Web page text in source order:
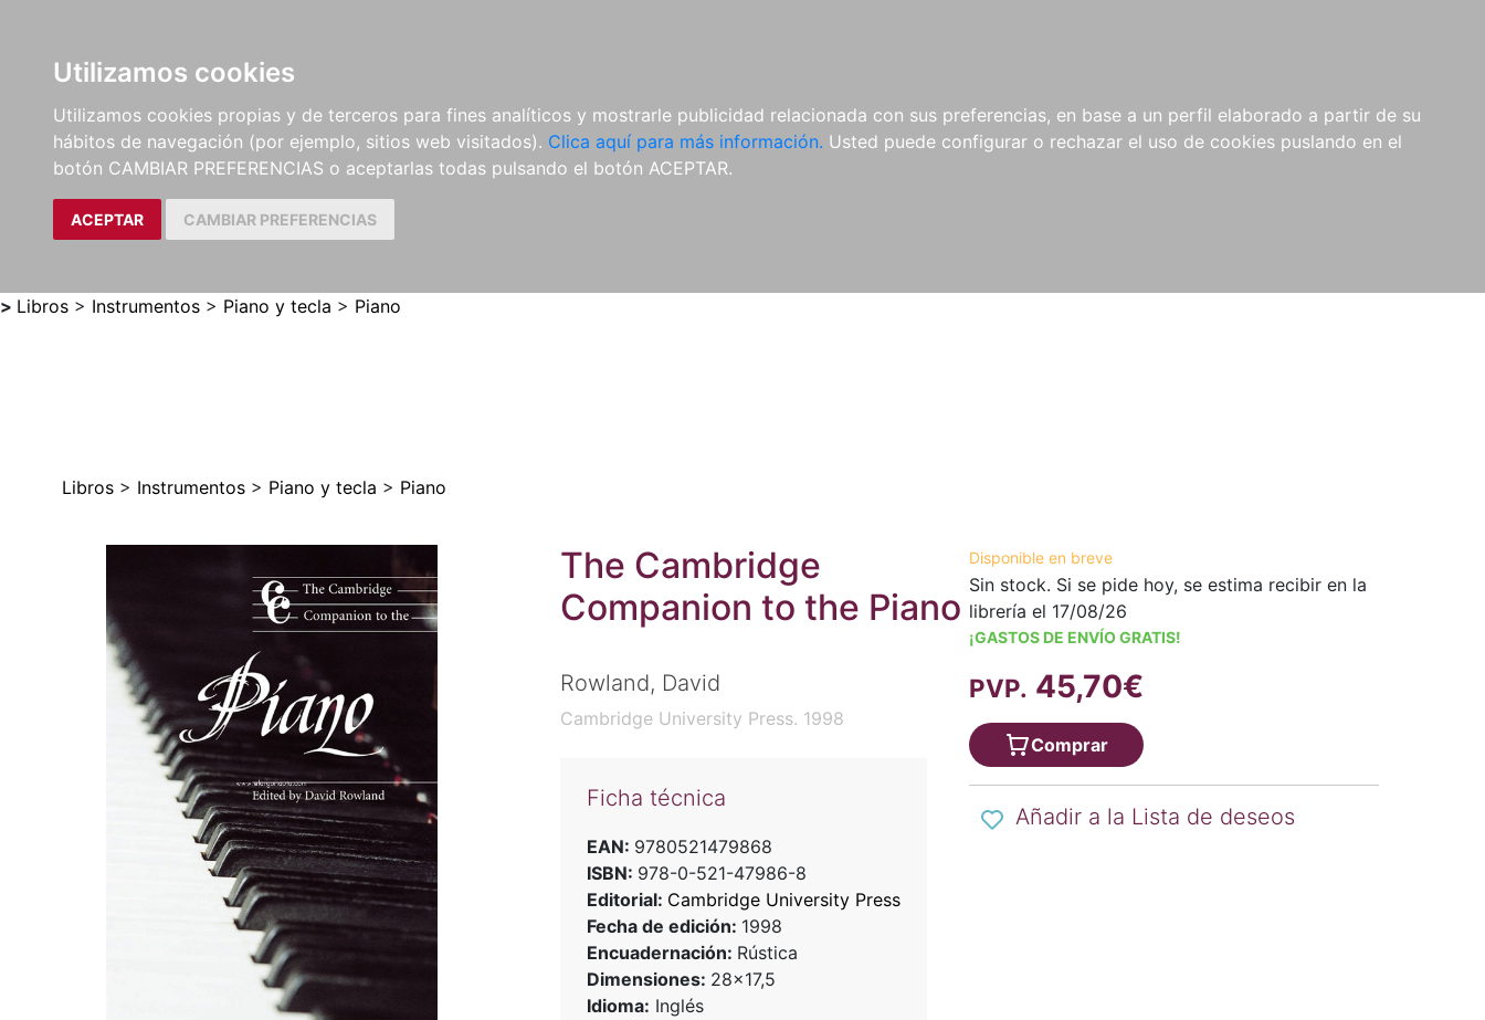
Utilizamos cookies
Utilizamos cookies propias y de terceros para fines analíticos y mostrarle publicidad relacionada con sus preferencias, en base a un perfil elaborado a partir de su
hábitos de navegación (por ejemplo, sitios web visitados). Clica aquí para más información. Usted puede configurar o rechazar el uso de cookies puslando en el
botón CAMBIAR PREFERENCIAS o aceptarlas todas pulsando el botón ACEPTAR.
ACEPTAR CAMBIAR PREFERENCIAS
LIBROS
MÉTODOS Y
EJERCICIOS
PARTITURAS Y EDICIONES
CRÍTICAS
REVISTAS
CDS Y
DVDS
MATERIAL
COMPLEMENTARIO
NOVEDADES NOTICIAS
COMPRAS
INSTITUCIONALES
> Libros > Instrumentos > Piano y tecla > Piano
Libros > Instrumentos > Piano y tecla > Piano
The Cambridge
Companion to the Piano
Rowland, David
Cambridge University Press. 1998
Ficha técnica
EAN: 9780521479868
ISBN: 978-0-521-47986-8
Editorial: Cambridge University Press
Fecha de edición: 1998
Encuadernación: Rústica
Dimensiones: 28x17,5
Idioma: Inglés
Disponible en breve
Sin stock. Si se pide hoy, se estima recibir en la
librería el 17/08/26
¡GASTOS DE ENVÍO GRATIS!
PVP. 45,70€
Comprar
Añadir a la Lista de deseos